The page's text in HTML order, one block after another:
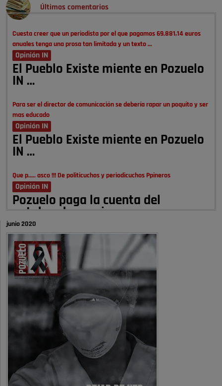
Últimos comentarios
Cuesta creer que un periodista por el que pagamos 69.881,14 euros
anuales tenga una prosa tan limitada y un texto …
Opinión IN
El Pueblo Existe miente en Pozuelo
IN …
Para ser el director de comunicación se debería rapar un poquito y ser
mas educado
Opinión IN
El Pueblo Existe miente en Pozuelo
IN …
Que p..... asco !!! De politicuchos y periodicuchos Ppineros
Opinión IN
Pozuelo paga la cuenta del
autobombo: casi …
Señora Alcaldesa Ud no ha vivido nunca en Pozuelo , pero yo si desde
hace más de 60 años , …
Pozuelo de Alarcón
Quejas por el deterioro de la
limpieza …
A ver si es posible que haya vivienda para familias con hijos y no
solamente jóvenes que no es tan …
Pozuelo de Alarcón
Pozuelo desbloquea
definitivamente Huerta Grande: las
obras …
junio 2020